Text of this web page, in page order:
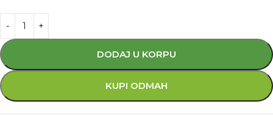
DODAJ U KORPU
KUPI ODMAH